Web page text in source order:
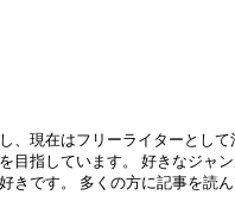
、現在はフリーライターとし
目指しています。 好きなジャ
きです。 多くの方に記事を読